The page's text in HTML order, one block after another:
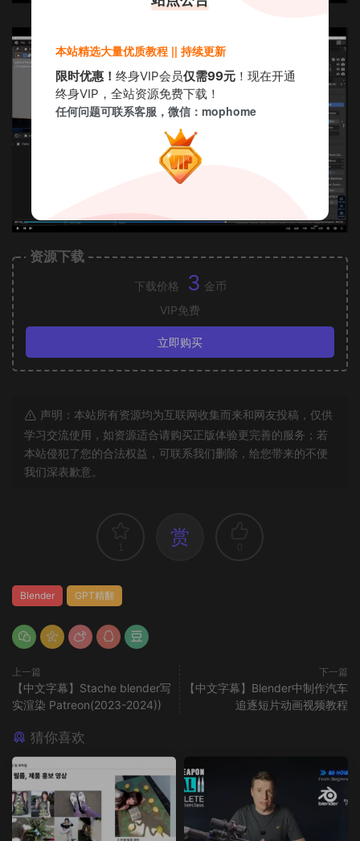
资源下载
下载价格 3 金币
VIP免费
立即购买
声明：本站所有资源均为互联网收集而来和网友投稿，仅供
学习交流使用，如资源适合请购买正版体验更完善的服务；若
本站侵犯了您的合法权益，可联系我们删除，给您带来的不便
我们深表歉意。
赏
Blender GPT精翻
上一篇
【中文字幕】Stache blender写
实渲染 Patreon(2023-2024))
下一篇
【中文字幕】Blender中制作汽车
追逐短片动画视频教程
猜你喜欢
本站精选大量优质教程 || 持续更新
限时优惠！ 终身VIP会员仅需99元 ！现在开通
终身VIP，全站资源免费下载！
任何问题可联系客服，微信：mophome